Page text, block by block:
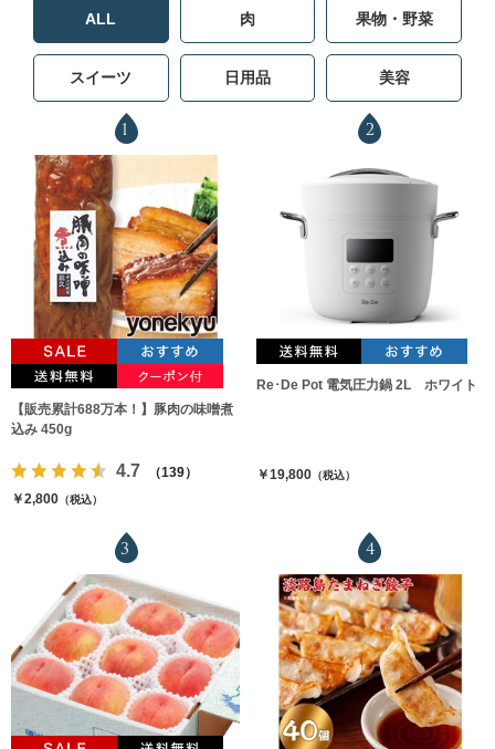
ALL 肉 果物・野菜
スイーツ 日用品 美容
1
【販売累計688万本！】豚肉の味噌煮
込み 450g
4.7
（139）
￥2,800 （税込）
2
Re･De Pot 電気圧力鍋 2L ホワイト
￥19,800（税込）
3 4